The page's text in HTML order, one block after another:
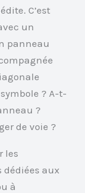
C’est
un
panneau
? A-t-
?
de voie ?
les
aux
à